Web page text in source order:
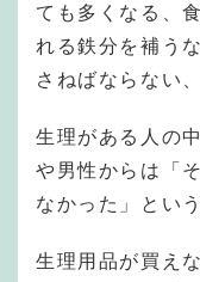
ても多くなる、
れる鉄分を補う
さねばならない
生理がある人の
や男性からは「
なかった」とい
生理用品が買え